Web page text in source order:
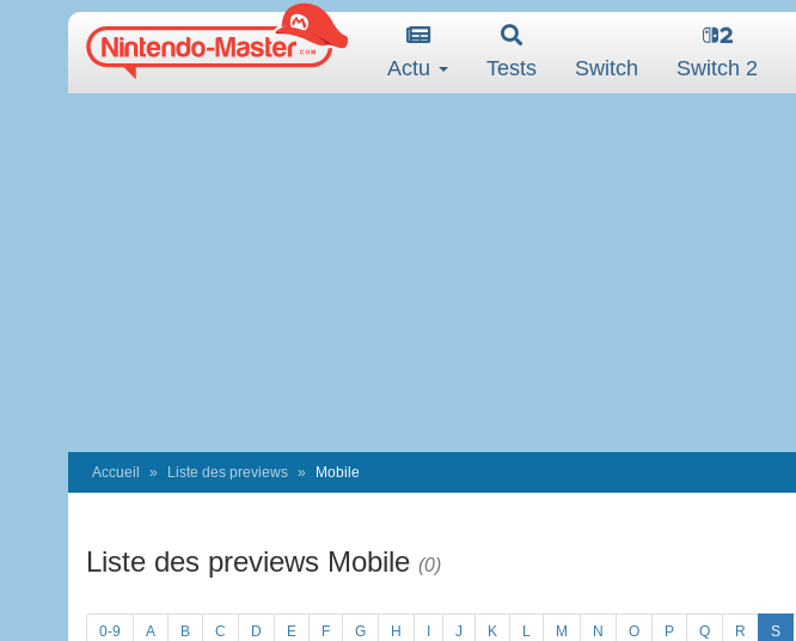
Actu Tests Switch Switch 2
Accueil Liste des previews Mobile
Liste des previews Mobile (0)
0-9 A B C D E F G H J K L M N O P Q R S